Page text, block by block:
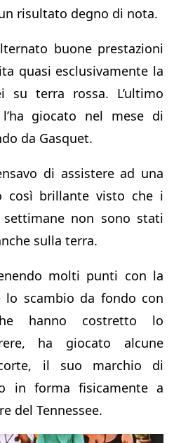
risultato degno di nota.
buone prestazioni
quasi esclusivamente la
terra rossa. L’ultimo
giocato nel mese di
da Gasquet.
di assistere ad una
così brillante visto che i
non sono stati
sulla terra.
molti punti con la
scambio da fondo con
hanno costretto lo
ha giocato alcune
il suo marchio di
in forma fisicamente a
del Tennessee.